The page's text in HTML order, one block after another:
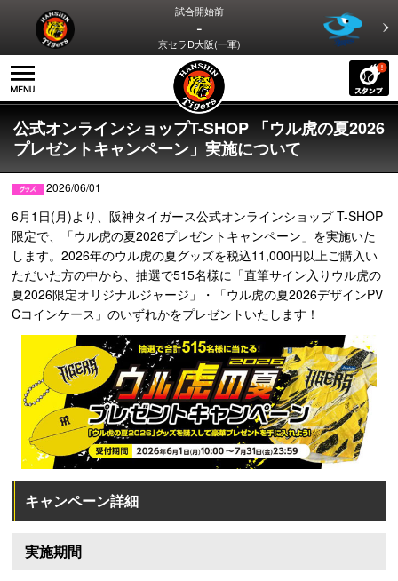
試合開始前
-
京セラD大阪(一軍)
公式オンラインショップT-SHOP 「ウル虎の夏2026
プレゼントキャンペーン」実施について
2026/06/01
6月1日(月)より、阪神タイガース公式オンラインショップ T-SHOP
限定で、「ウル虎の夏2026プレゼントキャンペーン」を実施いた
します。2026年のウル虎の夏グッズを税込11,000円以上ご購入い
ただいた方の中から、抽選で515名様に「直筆サイン入りウル虎の
夏2026限定オリジナルジャージ」・「ウル虎の夏2026デザインPV
Cコインケース」のいずれかをプレゼントいたします！
キャンペーン詳細
実施期間